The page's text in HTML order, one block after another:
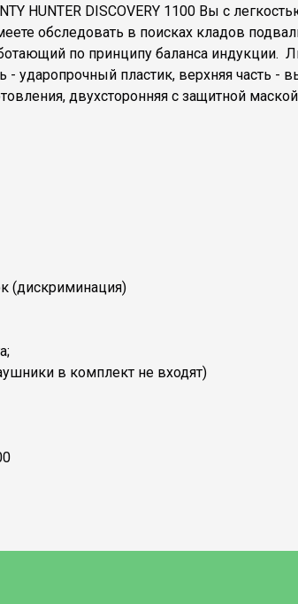
HUNTER DISCOVERY 1100 Вы с
обследовать в поисках кладов
по принципу баланса индукции.
- ударопрочный пластик, верхняя
двухсторонняя с защитной
(дискриминация)
в комплект не входят)